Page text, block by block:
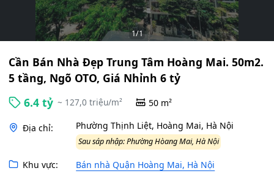
1/1
Cần Bán Nhà Đẹp Trung Tâm Hoàng Mai. 50m2.
5 tầng, Ngõ OTO, Giá Nhỉnh 6 tỷ
6.4 tỷ ~ 127,0 triệu/m² 50 m²
Địa chỉ: Phường Thịnh Liệt, Hoàng Mai, Hà Nội
Sau sáp nhập: Phường Hòang Mai, Hà Nội
Khu vực:
Bán nhà Quận Hoàng Mai, Hà Nội